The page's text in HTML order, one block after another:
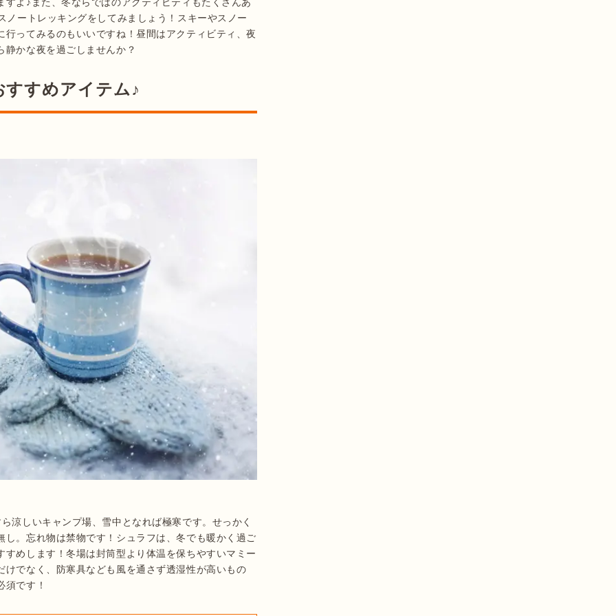
よ♪また、冬ならではのアクティビティもたくさんあ
ートレッキングをしてみましょう！スキーやスノー
ってみるのもいいですね！昼間はアクティビティ、夜
かな夜を過ごしませんか？
すめアイテム♪
涼しいキャンプ場、雪中となれば極寒です。せっかく
。忘れ物は禁物です！シュラフは、冬でも暖かく過ご
めします！冬場は封筒型より体温を保ちやすいマミー
でなく、防寒具なども風を通さず透湿性が高いもの
須です！